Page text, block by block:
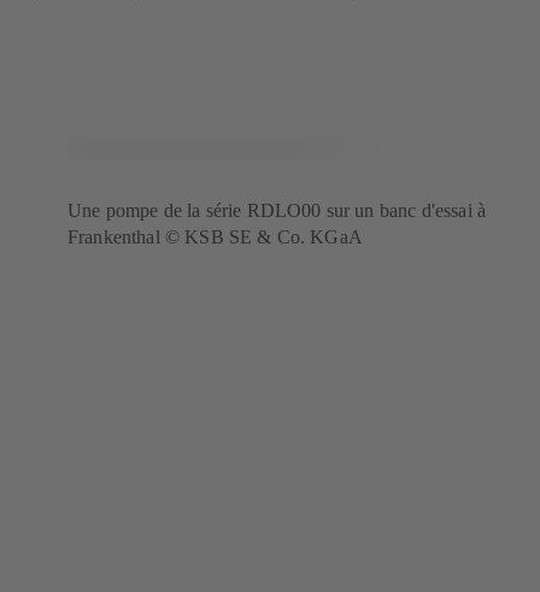
Une pompe de la série RDLO00 sur un banc d'essai à
Frankenthal © KSB SE & Co. KGaA